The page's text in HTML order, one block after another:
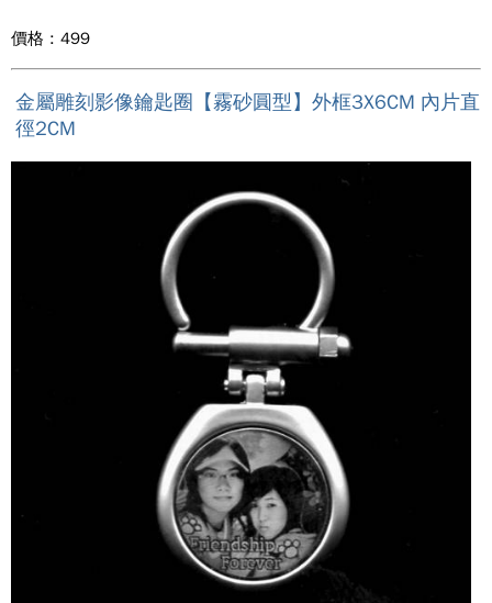
價格 : 499
金屬雕刻影像鑰匙圈【霧砂圓型】外框3X6CM 內片直
徑2CM